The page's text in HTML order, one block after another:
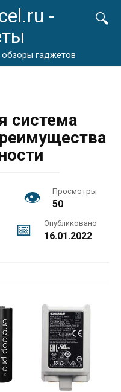
-
гаджетов
система
Просмотры
50
Опубликовано
16.01.2022